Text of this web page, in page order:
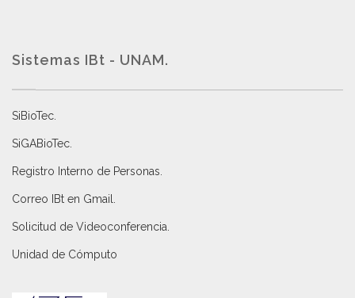
Sistemas IBt - UNAM.
SiBioTec
SiGABioTec.
Registro Interno de Personas
Correo IBt en Gmail
Solicitud de Videoconferencia.
Unidad de Cómputo